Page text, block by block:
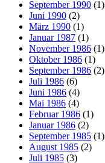
September 1990 (1)
Juni 1990 (2)
März 1990 (1)
Januar 1987 (1)
November 1986 (1)
Oktober 1986 (1)
September 1986 (2)
Juli 1986 (6)
Juni 1986 (4)
Mai 1986 (4)
Februar 1986 (1)
Januar 1986 (2)
September 1985 (1)
August 1985 (2)
Juli 1985 (3)